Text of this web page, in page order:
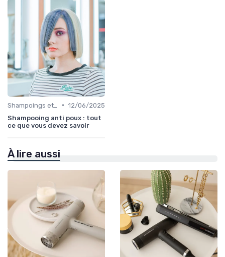
• 12/06/2025
Shampooing anti poux : tout
ce que vous devez savoir
À lire aussi